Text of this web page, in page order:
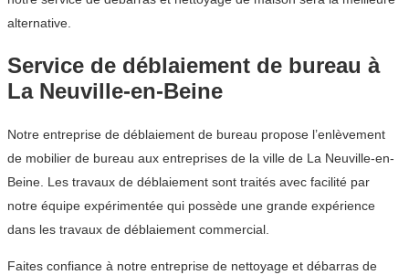
alternative.
Service de déblaiement de bureau à
La Neuville-en-Beine
Notre entreprise de déblaiement de bureau propose l’enlèvement
de mobilier de bureau aux entreprises de la ville de La Neuville-en-
Beine. Les travaux de déblaiement sont traités avec facilité par
notre équipe expérimentée qui possède une grande expérience
dans les travaux de déblaiement commercial.
Faites confiance à notre entreprise de nettoyage et débarras de